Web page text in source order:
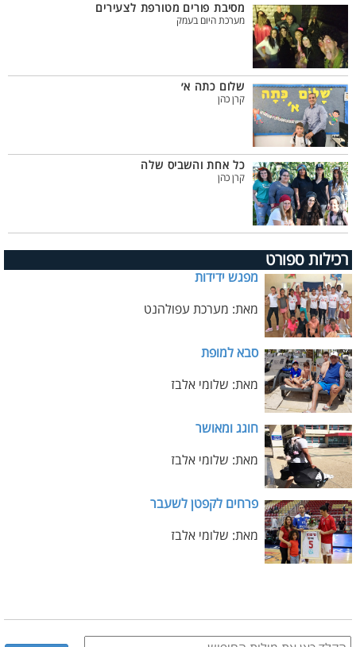
מסיבת פורים מטורפת לצעירים
מערכת היום בעמק
שלום כתה א׳
קרן כהן
כל אחת והשביס שלה
קרן כהן
רכילות ספורט
מפגש ידידות
מאת: מערכת עפולהנט
סבא למופת
מאת: שלומי אלבז
חוגג ומאושר
מאת: שלומי אלבז
פרחים לקפטן לשעבר
מאת: שלומי אלבז